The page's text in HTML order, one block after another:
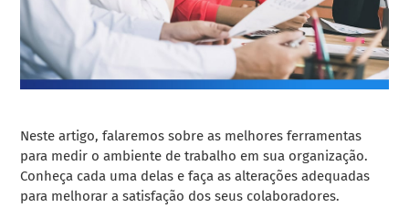
Neste artigo, falaremos sobre as melhores ferramentas
para medir o ambiente de trabalho em sua organização.
Conheça cada uma delas e faça as alterações adequadas
para melhorar a satisfação dos seus colaboradores.